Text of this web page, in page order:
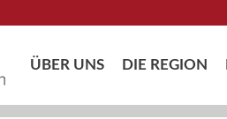
ÜBER UNS DIE REGION